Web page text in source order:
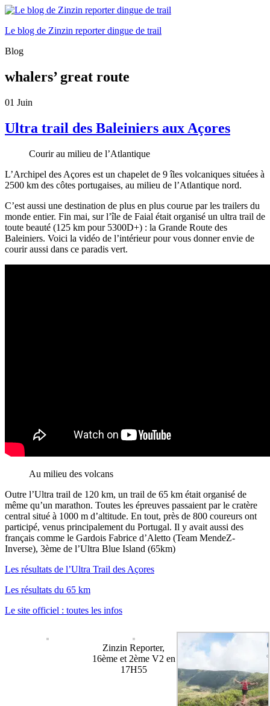
Le blog de Zinzin reporter dingue de trail
Blog
whalers’ great route
01 Juin
Ultra trail des Baleiniers aux Açores
Courir au milieu de l’Atlantique
L’Archipel des Açores est un chapelet de 9 îles volcaniques situées à
2500 km des côtes portugaises, au milieu de l’Atlantique nord.
C’est aussi une destination de plus en plus courue par les trailers du
monde entier. Fin mai, sur l’île de Faial était organisé un ultra trail de
toute beauté (125 km pour 5300D+) : la Grande Route des
Baleiniers. Voici la vidéo de l’intérieur pour vous donner envie de
courir aussi dans ce paradis vert.
Au milieu des volcans
Outre l’Ultra trail de 120 km, un trail de 65 km était organisé de
même qu’un marathon. Toutes les épreuves passaient par le cratère
central situé à 1000 m d’altitude. En tout, près de 800 coureurs ont
participé, venus principalement du Portugal. Il y avait aussi des
français comme le Gardois Fabrice d’Aletto (Team MendeZ-
Inverse), 3ème de l’Ultra Blue Island (65km)
Les résultats de l’Ultra Trail des Açores
Les résultats du 65 km
Le site officiel : toutes les infos
Zinzin Reporter,
16ème et 2ème V2 en
17H55